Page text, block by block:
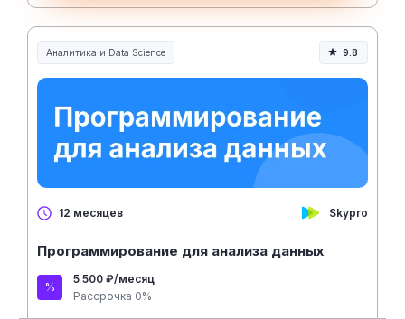
Аналитика и Data Science 9.8
12 месяцев Skypro
Программирование для анализа данных
5 500 ₽/месяц
Рассрочка 0%